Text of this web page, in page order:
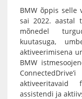
BMW õppis selle
sai 2022. aastal
mõnedel
kuutasuga,
aktiveerimisena
BMW
aktiveeritavaid
assistendi ja